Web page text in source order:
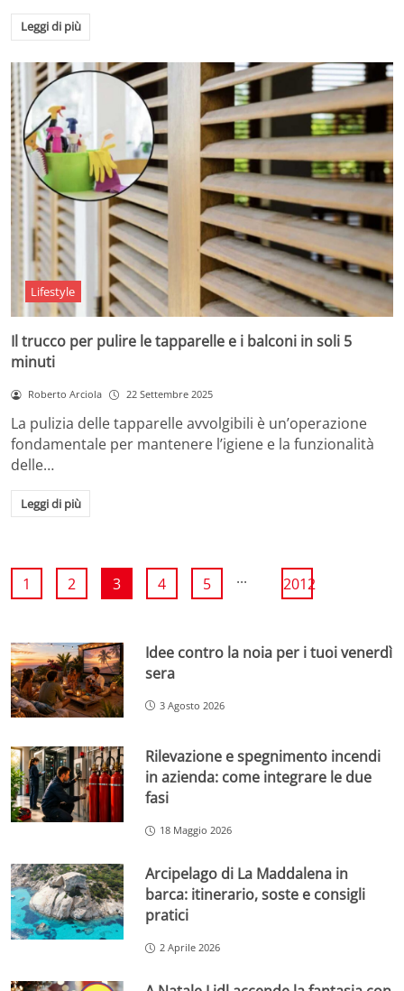
Leggi di più
Lifestyle
Il trucco per pulire le tapparelle e i balconi in soli 5
minuti
Roberto Arciola 22 Settembre 2025
La pulizia delle tapparelle avvolgibili è un’operazione
fondamentale per mantenere l’igiene e la funzionalità
delle…
Leggi di più
1 2 3 4 5 ... 2012
Idee contro la noia per i tuoi venerdì
sera
3 Agosto 2026
Rilevazione e spegnimento incendi
in azienda: come integrare le due
fasi
18 Maggio 2026
Arcipelago di La Maddalena in
barca: itinerario, soste e consigli
pratici
2 Aprile 2026